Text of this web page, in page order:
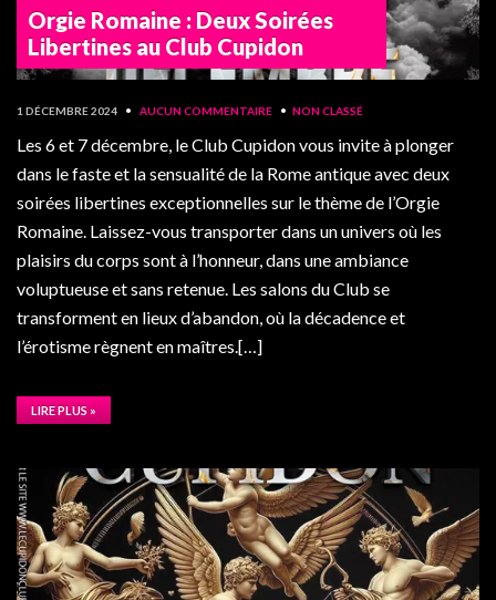
Orgie Romaine : Deux Soirées
Libertines au Club Cupidon
1 DÉCEMBRE 2024 • AUCUN COMMENTAIRE • NON CLASSÉ
Les 6 et 7 décembre, le Club Cupidon vous invite à plonger
dans le faste et la sensualité de la Rome antique avec deux
soirées libertines exceptionnelles sur le thème de l’Orgie
Romaine. Laissez-vous transporter dans un univers où les
plaisirs du corps sont à l’honneur, dans une ambiance
voluptueuse et sans retenue. Les salons du Club se
transforment en lieux d’abandon, où la décadence et
l’érotisme règnent en maîtres.[…]
LIRE PLUS »